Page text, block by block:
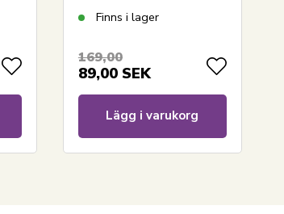
Finns i lager
169,00
89,00 SEK
Lägg i varukorg